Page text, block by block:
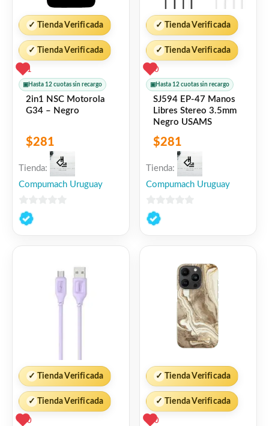
✓ Tienda Verificada
✓ Tienda Verificada
1
▣ Hasta 12 cuotas sin recargo
2in1 NSC Motorola
G34 – Negro
$281
Tienda:
Compumach Uruguay
0
de
✓ Tienda Verificada
✓ Tienda Verificada
0
▣ Hasta 12 cuotas sin recargo
SJ594 EP-47 Manos
Libres Stereo 3.5mm
Negro USAMS
$281
Tienda:
Compumach Uruguay
0
de
✓ Tienda Verificada
✓ Tienda Verificada
0
✓ Tienda Verificada
✓ Tienda Verificada
0